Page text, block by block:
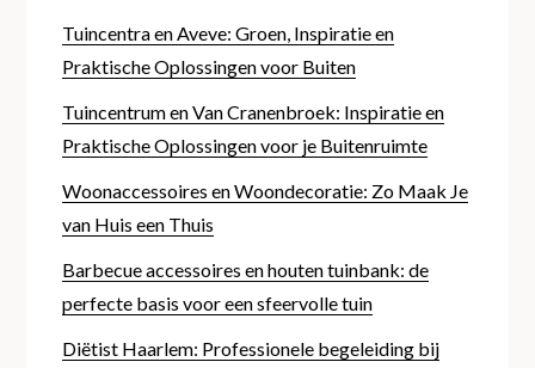
Tuincentra en Aveve: Groen, Inspiratie en
Praktische Oplossingen voor Buiten
Tuincentrum en Van Cranenbroek: Inspiratie en
Praktische Oplossingen voor je Buitenruimte
Woonaccessoires en Woondecoratie: Zo Maak Je
van Huis een Thuis
Barbecue accessoires en houten tuinbank: de
perfecte basis voor een sfeervolle tuin
Diëtist Haarlem: Professionele begeleiding bij